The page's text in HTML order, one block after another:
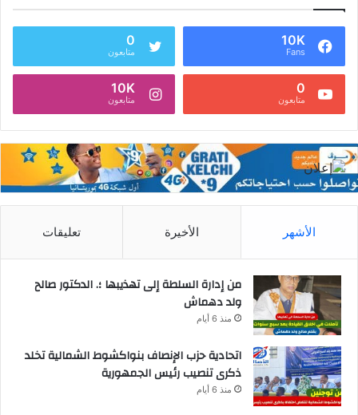
10K
Fans
0
متابعون
0
متابعون
10K
متابعون
الأشهر الأخيرة تعليقات
من إدارة السلطة إلى تهذيبها ؛. الدكتور صالح
ولد دهماش
منذ 6 أيام
اتحادية حزب الإنصاف بنواكشوط الشمالية تخلد
ذكرى تنصيب رئيس الجمهورية
منذ 6 أيام